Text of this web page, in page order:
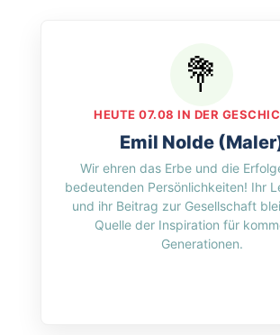
n
w
i
r
r
n
f
u
n
&
O
n
l
M
y
h
o
s
HEUTE 07.08 IN DER
Emil Nolde
Wir ehren das Erbe und die
bedeutenden Persönlichkeiten! Ihr
und ihr Beitrag zur Gesellschaft
Quelle der Inspiration für
Generationen.